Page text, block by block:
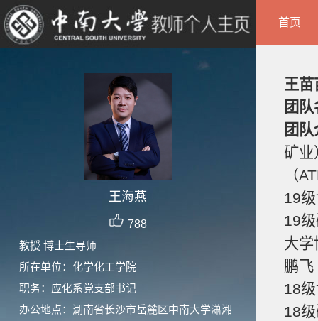
王海燕
788
教授 博士生导师
所在单位：化学化工学院
职务：应化系党支部书记
办公地点：湖南省长沙市岳麓区中南大学潇湘
首页
王苗
团
团
矿业
（
19
19
大学
鹏飞
18
18